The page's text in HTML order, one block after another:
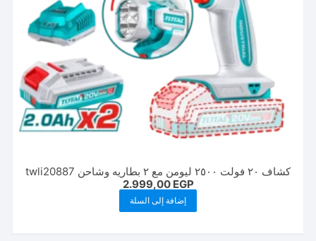
كشاف ٢٠ فولت ٢٥٠٠ ليومن مع ٢ بطاريه وشاحن twli20887
2.999,00 EGP
إضافة إلى السلة